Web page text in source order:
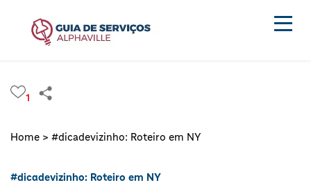
1
Home > #dicadevizinho: Roteiro em NY
#dicadevizinho: Roteiro em NY